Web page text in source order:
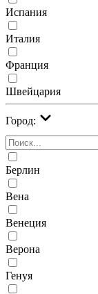
Испания
Италия
Франция
Швейцария
Город:
Берлин
Вена
Венеция
Верона
Генуя